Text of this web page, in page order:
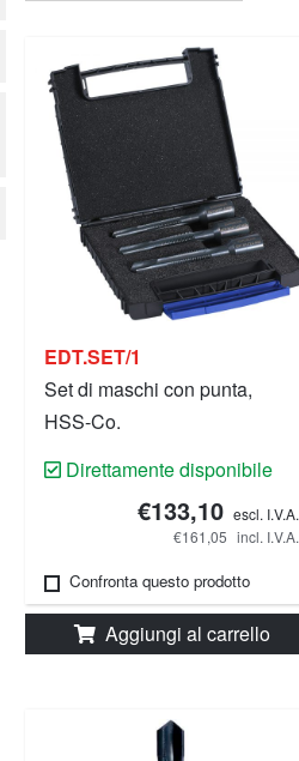
EDT.SET/1
Set di maschi con punta,
HSS-Co.
Direttamente disponibile
€133,10 escl. I.V.A.
€161,05 incl. I.V.A.
Confronta questo prodotto
Aggiungi al carrello